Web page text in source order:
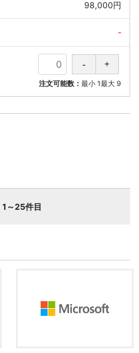
98,000円
-
注文可能数：最小 1最大 9
1～25件目